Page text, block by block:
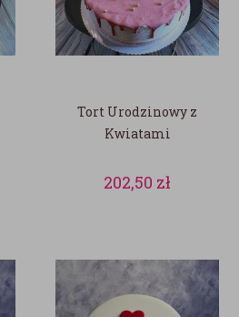
Tort Urodzinowy z
Kwiatami
202,50 zł